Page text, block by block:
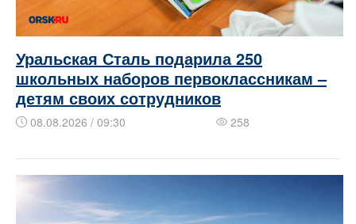
Уральская Сталь подарила 250
школьных наборов первоклассникам –
детям своих сотрудников
08.08.2026 / 09:30 258